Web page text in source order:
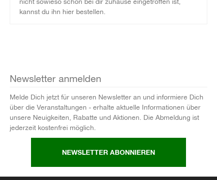
kannst du ihn hier bestellen.
Newsletter anmelden
Melde Dich jetzt für unseren Newsletter an und informiere Dich
über die Veranstaltungen - erhalte aktuelle Informationen über
unsere Neuigkeiten, Rabatte und Aktionen. Die Abmeldung ist
jederzeit kostenfrei möglich.
NEWSLETTER ABONNIEREN